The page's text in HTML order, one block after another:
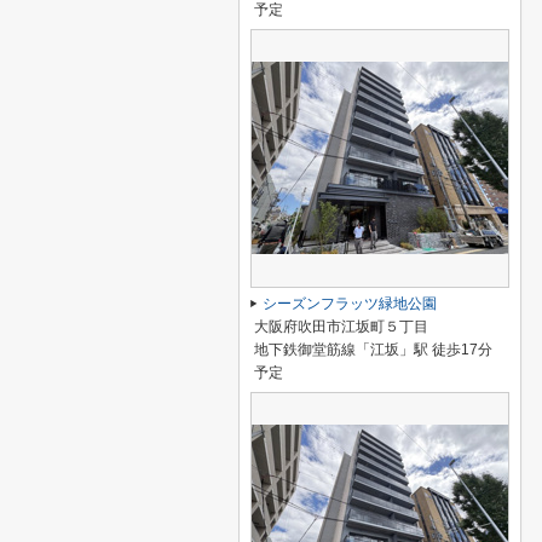
予定
シーズンフラッツ緑地公園
大阪府吹田市江坂町５丁目
地下鉄御堂筋線「江坂」駅 徒歩17分
予定